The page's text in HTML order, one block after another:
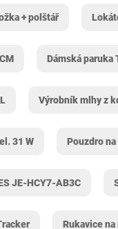
+ polštář
Dámská paruka
Výrobník mlhy z
31 W Pouzdro
‎JE-HCY7-AB3C
Rukavice